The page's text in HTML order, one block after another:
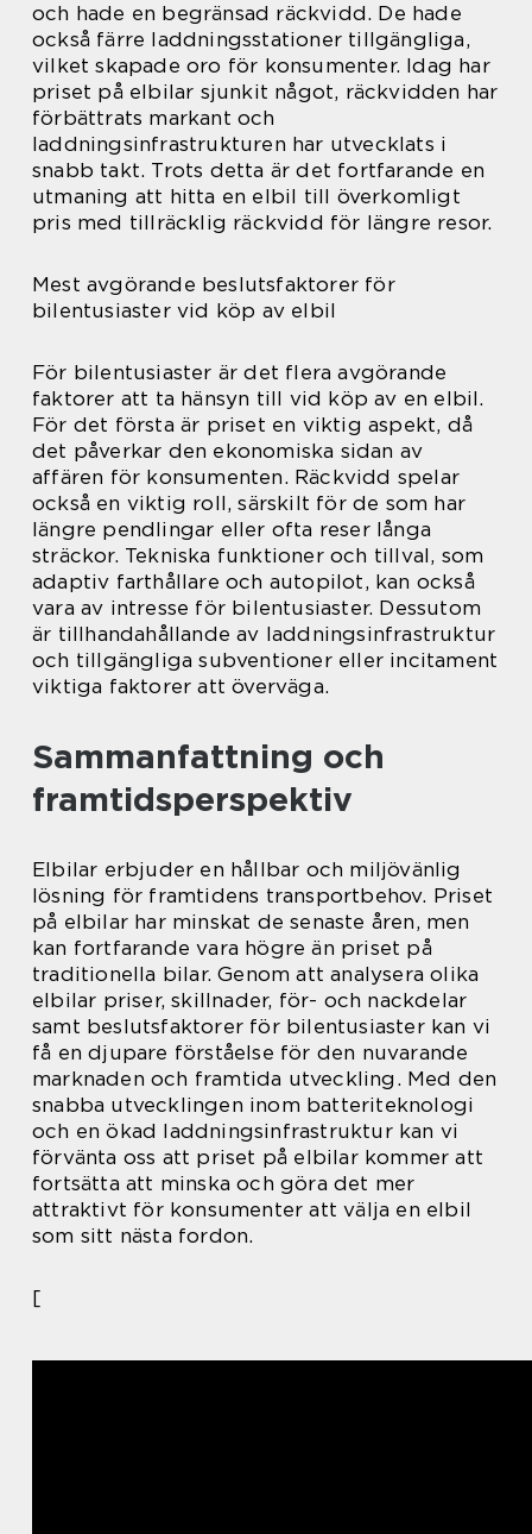
och hade en begränsad räckvidd. De hade
också färre laddningsstationer tillgängliga,
vilket skapade oro för konsumenter. Idag har
priset på elbilar sjunkit något, räckvidden har
förbättrats markant och
laddningsinfrastrukturen har utvecklats i
snabb takt. Trots detta är det fortfarande en
utmaning att hitta en elbil till överkomligt
pris med tillräcklig räckvidd för längre resor.
Mest avgörande beslutsfaktorer för
bilentusiaster vid köp av elbil
För bilentusiaster är det flera avgörande
faktorer att ta hänsyn till vid köp av en elbil.
För det första är priset en viktig aspekt, då
det påverkar den ekonomiska sidan av
affären för konsumenten. Räckvidd spelar
också en viktig roll, särskilt för de som har
längre pendlingar eller ofta reser långa
sträckor. Tekniska funktioner och tillval, som
adaptiv farthållare och autopilot, kan också
vara av intresse för bilentusiaster. Dessutom
är tillhandahållande av laddningsinfrastruktur
och tillgängliga subventioner eller incitament
viktiga faktorer att överväga.
Sammanfattning och
framtidsperspektiv
Elbilar erbjuder en hållbar och miljövänlig
lösning för framtidens transportbehov. Priset
på elbilar har minskat de senaste åren, men
kan fortfarande vara högre än priset på
traditionella bilar. Genom att analysera olika
elbilar priser, skillnader, för- och nackdelar
samt beslutsfaktorer för bilentusiaster kan vi
få en djupare förståelse för den nuvarande
marknaden och framtida utveckling. Med den
snabba utvecklingen inom batteriteknologi
och en ökad laddningsinfrastruktur kan vi
förvänta oss att priset på elbilar kommer att
fortsätta att minska och göra det mer
attraktivt för konsumenter att välja en elbil
som sitt nästa fordon.
[